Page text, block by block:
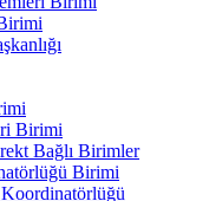
Birimi
Bağlı Birimler
Birimi